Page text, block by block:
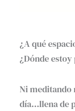
¿A qué
¿Dónde
Ni meditando
día…llena de